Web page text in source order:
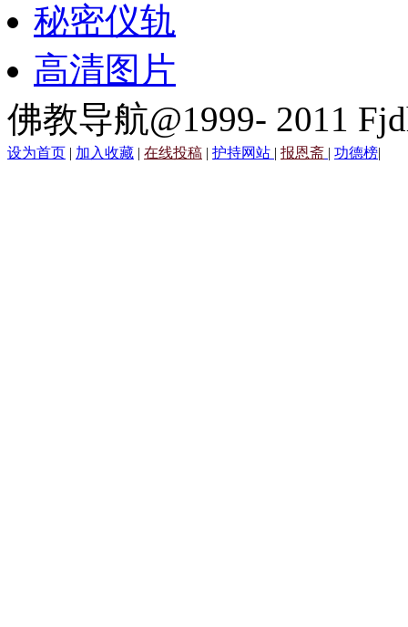
秘密仪轨
高清图片
佛教导航@1999- 2011
设为首页 | 加入收藏 | 在线投稿 | 护持网站 | 报恩斋 | 功德榜|